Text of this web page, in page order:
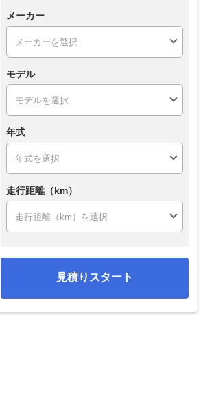
メーカー
モデル
年式
走行距離（km）
見積りスタート